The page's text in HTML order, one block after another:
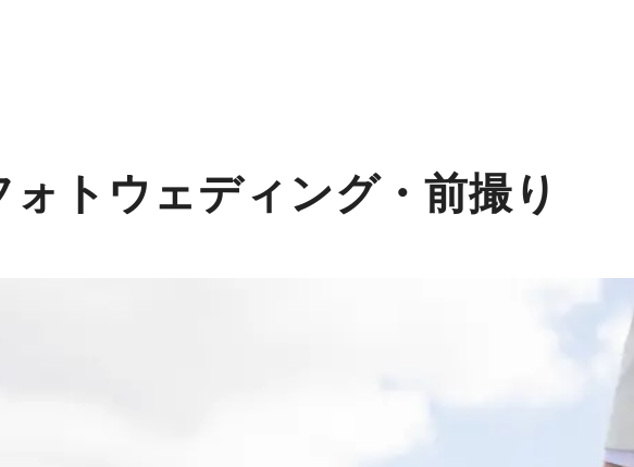
ォトウェディング・前撮り